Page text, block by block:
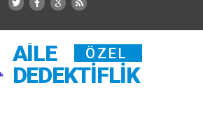
AILE ÖZEL
DEDEKTIFLIK